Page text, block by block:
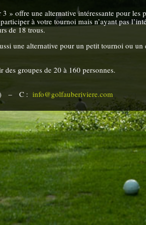
» offre une alternative intéressante pour les
à votre tournoi mais n’ayant pas
de 18 trous.
une alternative pour un petit tournoi ou un
des groupes de 20 à 160 personnes.
– C : info@golfauberiviere.com